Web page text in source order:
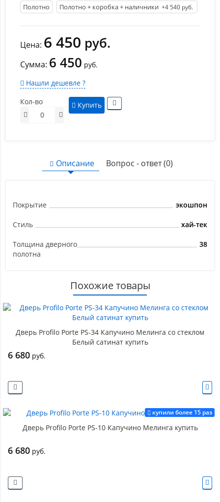
Полотно
Полотно + коробка + наличники +4 540 руб.
Цена: 6 450 руб.
Сумма: 6 450 руб.
Нашли дешевле ?
Кол-во
Купить
Описание Вопрос - ответ (0)
Покрытие экошпон
Стиль хай-тек
Толщина дверного
полотна
38
Похожие товары
Дверь Profilo Porte PS-34 Капучино Мелинга со стеклом
Белый сатинат купить
6 680 руб.
купили более 15 раз
Дверь Profilo Porte PS-10 Капучино Мелинга купить
6 680 руб.